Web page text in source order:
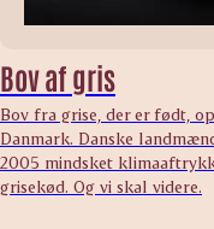
Bov af gris
Bov fra grise, der er født,
Danmark. Danske
2005 mindsket
grisekød. Og vi skal videre.